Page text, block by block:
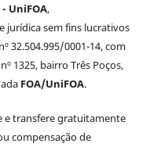
- UniFOA,
jurídica sem fins lucrativos
32.504.995/0001-14, com
1325, bairro Três Poços,
FOA/UniFOA.
e transfere gratuitamente
compensação de